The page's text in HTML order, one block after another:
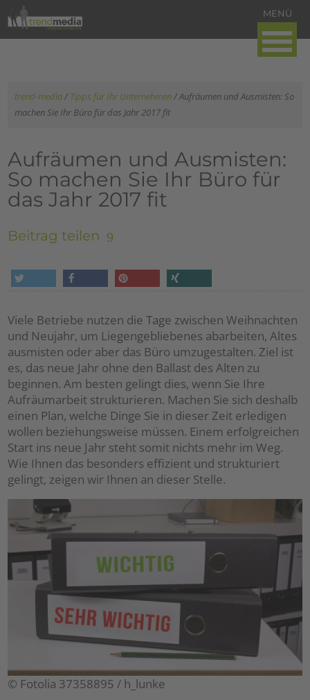
trend-media/ Tipps für Ihr Unternehmen/Aufräumen und Ausmisten: So
machen Sie Ihr Büro für das Jahr 2017 fit
Aufräumen und Ausmisten:
So machen Sie Ihr Büro für
das Jahr 2017 fit
Beitrag teilen
Viele Betriebe nutzen die Tage zwischen Weihnachten
und Neujahr, um Liegengebliebenes abarbeiten, Altes
ausmisten oder aber das Büro umzugestalten. Ziel ist
es, das neue Jahr ohne den Ballast des Alten zu
beginnen. Am besten gelingt dies, wenn Sie Ihre
Aufräumarbeit strukturieren. Machen Sie sich deshalb
einen Plan, welche Dinge Sie in dieser Zeit erledigen
wollen beziehungsweise müssen. Einem erfolgreichen
Start ins neue Jahr steht somit nichts mehr im Weg.
Wie Ihnen das besonders effizient und strukturiert
gelingt, zeigen wir Ihnen an dieser Stelle.
© Fotolia 37358895 / h_lunke